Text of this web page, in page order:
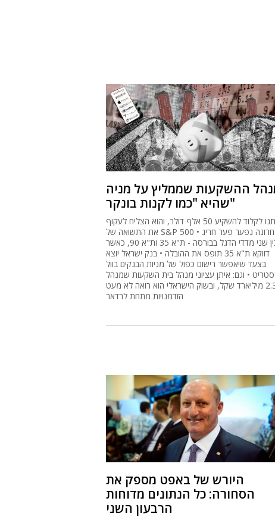
ההשקעות שממליץ על מניה
שהיא "כמו לקנות בונקר"
נתנו לקלוד להשקיע 50 אלף דולר, והוא הצליח לעקוף
את התשואה של S&P 500 • לאחרונה נפער פער חריג
בין שני מדדי הדגל בבורסה - ת"א 35 ות"א 90, כאשר
דווקא ת"א 35 תופס את ההובלה • בנק ישראל יוצא
בצעד שיאפשר רישום כפול של מניות הבנקים בוול
סטריט • וגם: איתן עציוני מנהל בית השקעות שמנהל
2.3 מיליארד שקל, ובשוק הישראלי הוא רואה לא מעט
הזדמנויות מתחת לרדאר
היורש של באפט מספק את
הסחורה: כל הנתונים מדוחות
הרבעון השני